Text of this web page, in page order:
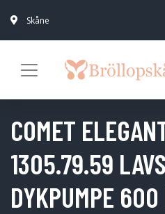
Skåne
COMET
1305.79.59
DYKPUMPE